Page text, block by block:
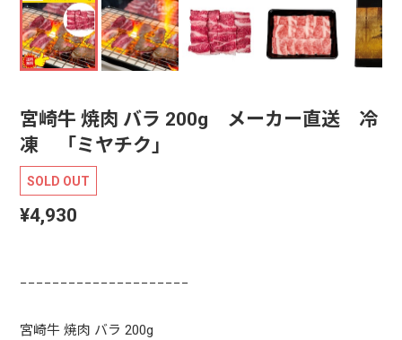
宮崎牛 焼肉 バラ 200g メーカー直送 冷
凍 「ミヤチク」
¥4,930
SOLD OUT
−−−−−−−−−−−−−−−−−−−−−
宮崎牛 焼肉 バラ 200g